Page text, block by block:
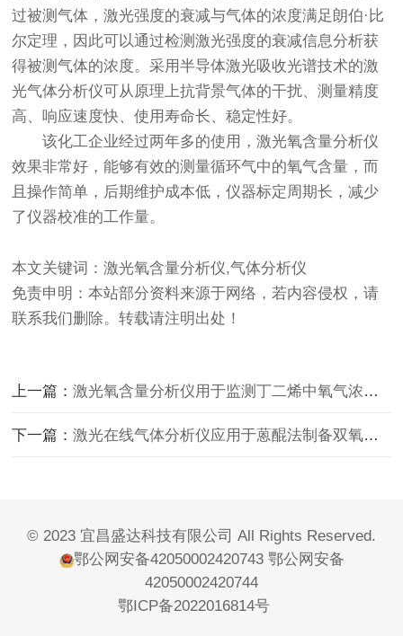
过被测气体，激光强度的衰减与气体的浓度满足朗伯·比
尔定理，因此可以通过检测激光强度的衰减信息分析获
得被测气体的浓度。采用半导体激光吸收光谱技术的激
光气体分析仪可从原理上抗背景气体的干扰、测量精度
高、响应速度快、使用寿命长、稳定性好。
该化工企业经过两年多的使用，激光氧含量分析仪
效果非常好，能够有效的测量循环气中的氧气含量，而
且操作简单，后期维护成本低，仪器标定周期长，减少
了仪器校准的工作量。
本文关键词：激光氧含量分析仪,气体分析仪
免责申明：本站部分资料来源于网络，若内容侵权，请
联系我们删除。转载请注明出处！
上一篇：激光氧含量分析仪用于监测丁二烯中氧气浓度的技术优势
下一篇：激光在线气体分析仪应用于蒽醌法制备双氧水中的技术方案
© 2023 宜昌盛达科技有限公司 All Rights Reserved.
鄂公网安备42050002420743 鄂公网安备
42050002420744
鄂ICP备2022016814号